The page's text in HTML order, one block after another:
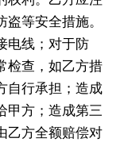
等安全措施。
电线；对于防
检查，如乙方措
自行承担；造成
甲方；造成第三
乙方全额赔偿对